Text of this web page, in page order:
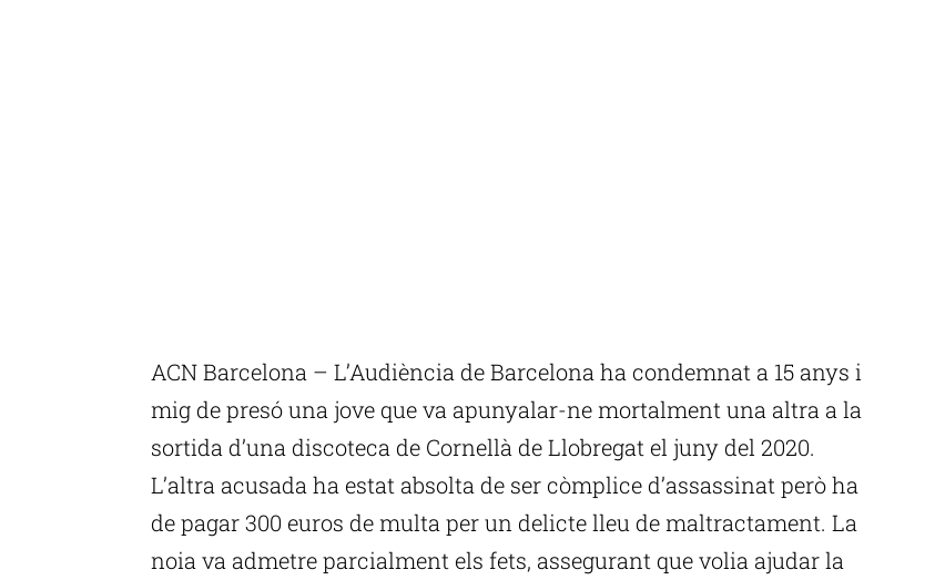
ACN Barcelona – L’Audiència de Barcelona ha condemnat a 15 anys i
mig de presó una jove que va apunyalar-ne mortalment una altra a la
sortida d’una discoteca de Cornellà de Llobregat el juny del 2020.
L’altra acusada ha estat absolta de ser còmplice d’assassinat però ha
de pagar 300 euros de multa per un delicte lleu de maltractament. La
noia va admetre parcialment els fets, assegurant que volia ajudar la